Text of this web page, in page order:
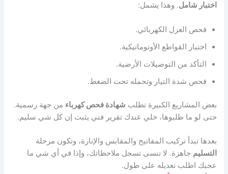
اختبار شامل. وهذا يشمل:
فحص العزل الكهربائي.
اختبار القواطع الأوتوماتيكية.
التأكد من التوصيلات الأرضية.
فحص شدة التيار وتحمله تحت الضغط.
بعض المشاريع الكبيرة تطلب شهادة فحص كهرباء من جهة رسمية.
حتى لو ما طلبوها، خلي عندك تقرير فني يثبت إن كل شي سليم.
بعدها تبدأ تركيب المفاتيح والمقابس والإنارة، وتكون مرحلة
التسليم جاهزة. لا تنسى تسجل ملاحظاتك، وإذا في أي شي ما
عجبك اطلب تعديله على طول.